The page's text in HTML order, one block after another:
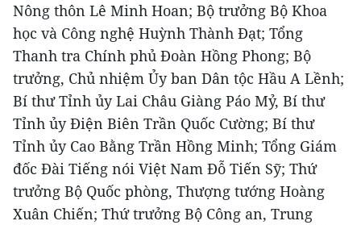
Nông thôn Lê Minh Hoan; Bộ trưởng Bộ Khoa
học và Công nghệ Huỳnh Thành Đạt; Tổng
Thanh tra Chính phủ Đoàn Hồng Phong; Bộ
trưởng, Chủ nhiệm Ủy ban Dân tộc Hầu A Lềnh;
Bí thư Tỉnh ủy Lai Châu Giàng Páo Mỷ, Bí thư
Tỉnh ủy Điện Biên Trần Quốc Cường; Bí thư
Tỉnh ủy Cao Bằng Trần Hồng Minh; Tổng Giám
đốc Đài Tiếng nói Việt Nam Đỗ Tiến Sỹ; Thứ
trưởng Bộ Quốc phòng, Thượng tướng Hoàng
Xuân Chiến; Thứ trưởng Bộ Công an, Trung